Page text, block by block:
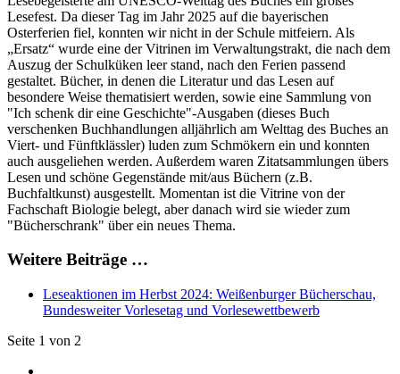
Lesefest. Da dieser Tag im Jahr 2025 auf die bayerischen
Osterferien fiel, konnten wir nicht in der Schule mitfeiern. Als
„Ersatz“ wurde eine der Vitrinen im Verwaltungstrakt, die nach dem
Auszug der Schulküken leer stand, nach den Ferien passend
gestaltet. Bücher, in denen die Literatur und das Lesen auf
besondere Weise thematisiert werden, sowie eine Sammlung von
"Ich schenk dir eine Geschichte"-Ausgaben (dieses Buch
verschenken Buchhandlungen alljährlich am Welttag des Buches an
Viert- und Fünftklässler) luden zum Schmökern ein und konnten
auch ausgeliehen werden. Außerdem waren Zitatsammlungen übers
Lesen und schöne Gegenstände mit/aus Büchern (z.B.
Buchfaltkunst) ausgestellt. Momentan ist die Vitrine von der
Fachschaft Biologie belegt, aber danach wird sie wieder zum
"Bücherschrank" über ein neues Thema.
Weitere Beiträge …
Leseaktionen im Herbst 2024: Weißenburger Bücherschau,
Bundesweiter Vorlesetag und Vorlesewettbewerb
Seite 1 von 2